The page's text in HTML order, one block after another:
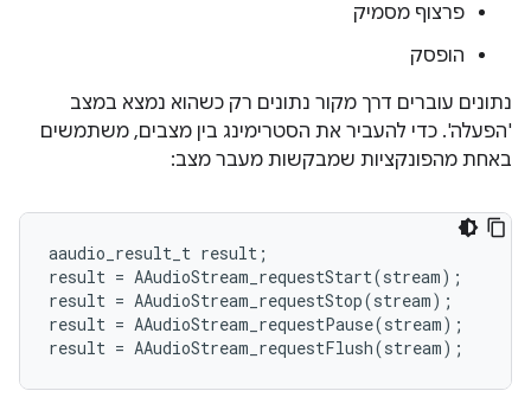
פרצוף מסמיק
הופסק
נתונים עוברים דרך מקור נתונים רק כשהוא נמצא במצב
'הפעלה'. כדי להעביר את הסטרימינג בין מצבים, משתמשים
באחת מהפונקציות שמבקשות מעבר מצב:
aaudio_result_t result ;
result = AAudioStream_requestStart(stream);
result = AAudioStream_requestStop(stream);
result = AAudioStream_requestPause(stream);
result = AAudioStream_requestFlush(stream);